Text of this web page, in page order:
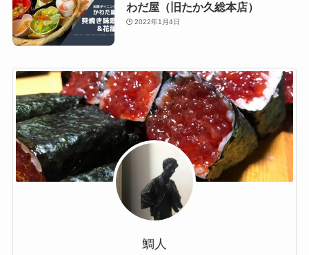
わだ屋（旧たか久総本店）
2022年1月4日
鯛人